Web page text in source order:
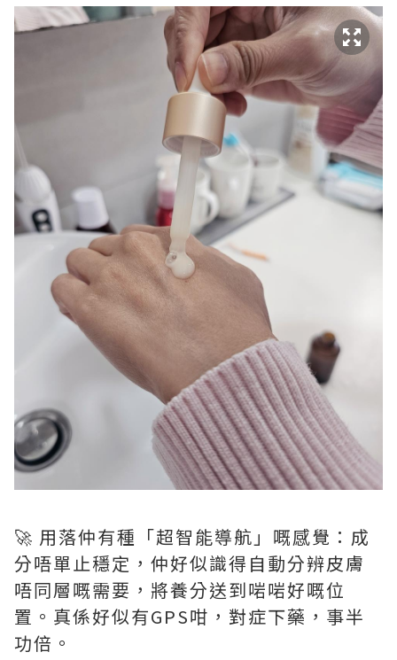
🚀 用落仲有種「超智能導航」嘅感覺：成
分唔單止穩定，仲好似識得自動分辨皮膚
唔同層嘅需要，將養分送到啱啱好嘅位
置。真係好似有GPS咁，對症下藥，事半
功倍。